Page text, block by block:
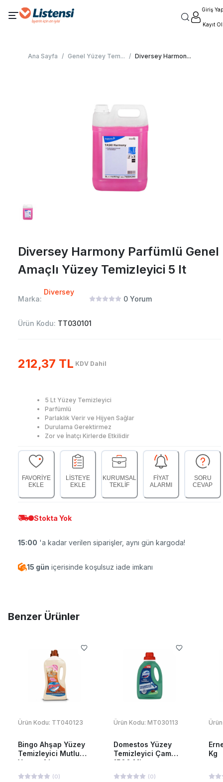
Giriş Yap
Kayıt Ol
Ana Sayfa / Genel Yüzey Tem... / Diversey Harmon...
Diversey Harmony Parfümlü Genel
Amaçlı Yüzey Temizleyici 5 lt
Marka:
Diversey
0 Yorum
Ürün Kodu: TT030101
212,37 TL KDV Dahil
5 Lt Yüzey Temizleyici
Parfümlü
Parlaklık Verir ve Hijyen Sağlar
Durulama Gerektirmez
Zor ve İnatçı Kirlerde Etkilidir
FAVORİYE
EKLE
LİSTEYE
EKLE
KURUMSAL
TEKLİF
FİYAT
ALARMI
SORU
CEVAP
Stokta Yok
15:00 'a kadar verilen siparişler, aynı gün kargoda!
15 gün içerisinde koşulsuz iade imkanı
Benzer Ürünler
Ürün Kodu: TT040123
Bingo Ahşap Yüzey
Temizleyici Mutlu
Yuvam 1 Lt
(0)
Ürün Kodu: MT030113
Domestos Yüzey
Temizleyici Çam
1500 Ml
(0)
Kg